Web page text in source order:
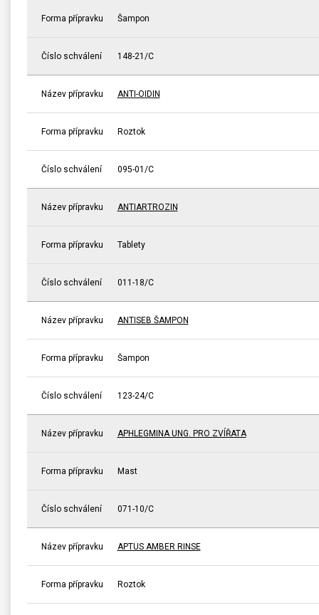
Forma přípravku Šampon
Číslo schválení 148-21/C
Název přípravku ANTI-OIDIN
Forma přípravku Roztok
Číslo schválení 095-01/C
Název přípravku ANTIARTROZIN
Forma přípravku Tablety
Číslo schválení 011-18/C
Název přípravku ANTISEB ŠAMPON
Forma přípravku Šampon
Číslo schválení 123-24/C
Název přípravku APHLEGMINA UNG. PRO ZVÍŘATA
Forma přípravku Mast
Číslo schválení 071-10/C
Název přípravku APTUS AMBER RINSE
Forma přípravku Roztok